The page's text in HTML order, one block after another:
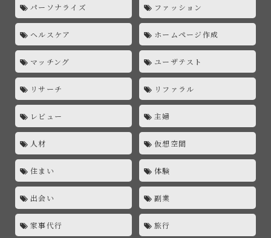
パーソナライズ ファッション
ヘルスケア ホームページ作成
マッチング ユーザテスト
リサーチ リファラル
レビュー 主婦
人材 仮想空間
住まい 体験
出会い 副業
家事代行 旅行